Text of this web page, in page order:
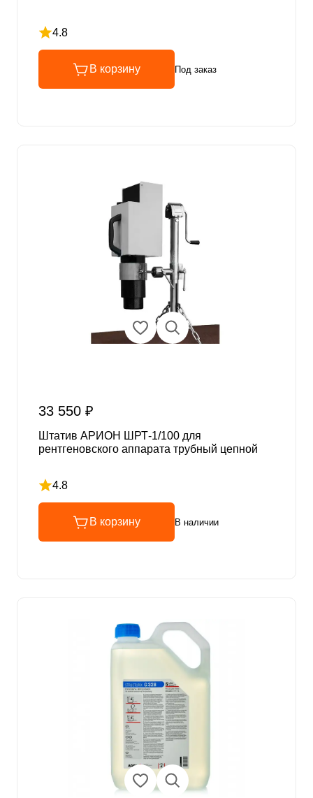
4.8
Рейтинг 4.8 из 5
В корзину Под заказ
33 550 ₽
Штатив АРИОН ШРТ-1/100 для
рентгеновского аппарата трубный цепной
4.8
Рейтинг 4.8 из 5
В корзину В наличии